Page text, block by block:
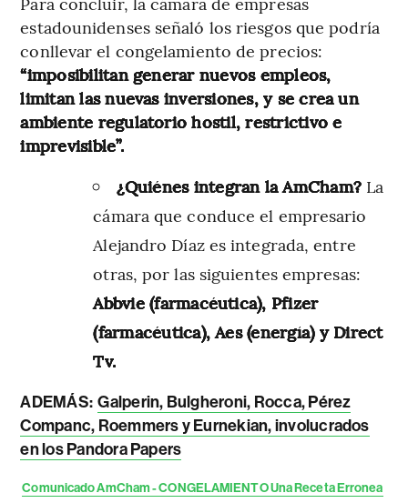
estadounidenses señaló los riesgos que podría
conllevar el congelamiento de precios:
“imposibilitan generar nuevos empleos,
limitan las nuevas inversiones, y se crea un
ambiente regulatorio hostil, restrictivo e
imprevisible”.
¿Quiénes integran la AmCham? La
cámara que conduce el empresario
Alejandro Díaz es integrada, entre
otras, por las siguientes empresas:
Abbvie (farmacéutica), Pfizer
(farmacéutica), Aes (energía) y Direct
Tv.
ADEMÁS: Galperin, Bulgheroni, Rocca, Pérez
Companc, Roemmers y Eurnekian, involucrados
en los Pandora Papers
Comunicado AmCham - CONGELAMIENTO Una Receta Erronea